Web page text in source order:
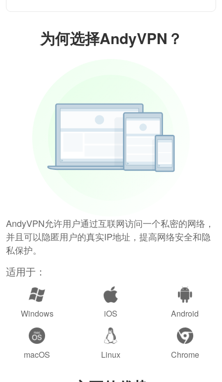
为何选择AndyVPN？
AndyVPN允许用户通过互联网访问一个私密的网络，
并且可以隐匿用户的真实IP地址，提高网络安全和隐
私保护。
适用于：
Windows iOS Android
macOS Linux Chrome